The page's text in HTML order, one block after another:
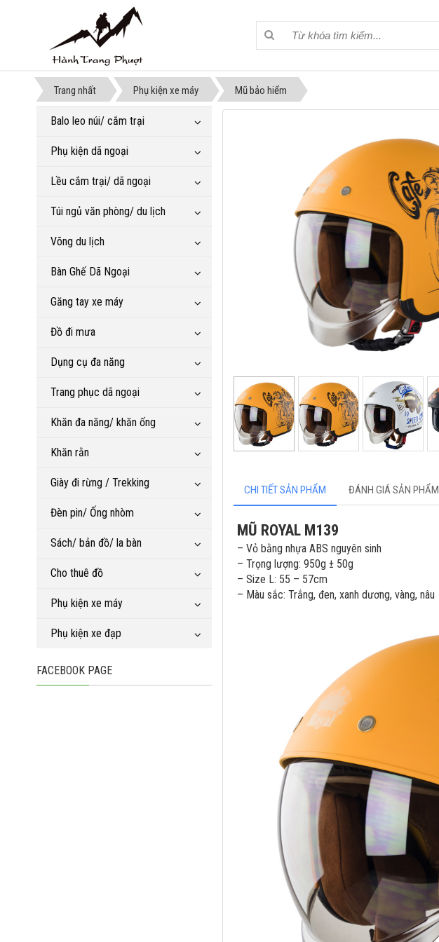
Trang nhất Phụ kiện xe máy Mũ bảo hiểm
CHI TIẾT SẢN PHẨM ĐÁNH GIÁ SẢN PHẨM
MŨ ROYAL M139
– Vỏ bằng nhựa ABS nguyên sinh
– Trọng lượng: 950g ± 50g
– Size L: 55 – 57cm
– Màu sắc: Trắng, đen, xanh dương, vàng, nâu
Balo leo núi/ cắm trại
Phụ kiện dã ngoại
Lều cắm trại/ dã ngoại
Túi ngủ văn phòng/ du lịch
Võng du lịch
Bàn Ghế Dã Ngoại
Găng tay xe máy
Đồ đi mưa
Dụng cụ đa năng
Trang phục dã ngoại
Khăn đa năng/ khăn ống
Khăn rằn
Giày đi rừng / Trekking
Đèn pin/ Ống nhòm
Sách/ bản đồ/ la bàn
Cho thuê đồ
Phụ kiện xe máy
Phụ kiện xe đạp
FACEBOOK PAGE